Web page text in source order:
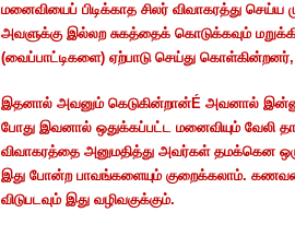
மனைவியைப் பிடிக்காத சிலர் விவாகரத்து
அவளுக்கு இல்லற சுகத்தைக் கொடுக்கவும்
(வைப்பாட்டிகளை) ஏற்பாடு செய்து கொள்கின்றனர்,
இதனால் அவனும் கெடுகின்றான்É அவனால்
போது இவனால் ஒதுக்கப்பட்ட மனைவியும் வேலி
விவாகரத்தை அனுமதித்து அவர்கள் தமக்கென
இது போன்ற பாவங்களையும் குறைக்கலாம். கணவன்-
விடுபடவும் இது வழிவகுக்கும்.